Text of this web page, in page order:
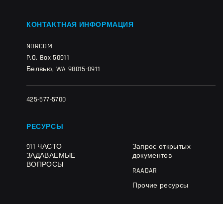
КОНТАКТНАЯ ИНФОРМАЦИЯ
NORCOM
P.O. Box 50911
Белвью, WA 98015-0911
425-577-5700
РЕСУРСЫ
911 ЧАСТО
ЗАДАВАЕМЫЕ
ВОПРОСЫ
Запрос открытых
документов
RAADAR
Прочие ресурсы